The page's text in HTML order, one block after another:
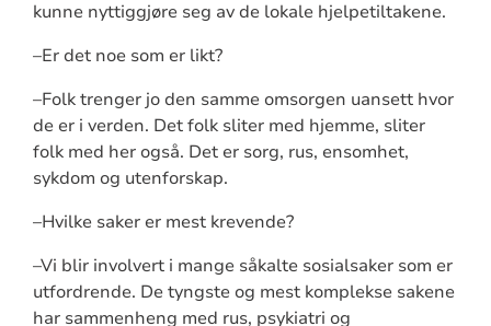
kunne nyttiggjøre seg av de lokale hjelpetiltakene.
–Er det noe som er likt?
–Folk trenger jo den samme omsorgen uansett hvor
de er i verden. Det folk sliter med hjemme, sliter
folk med her også. Det er sorg, rus, ensomhet,
sykdom og utenforskap.
–Hvilke saker er mest krevende?
–Vi blir involvert i mange såkalte sosialsaker som er
utfordrende. De tyngste og mest komplekse sakene
har sammenheng med rus, psykiatri og